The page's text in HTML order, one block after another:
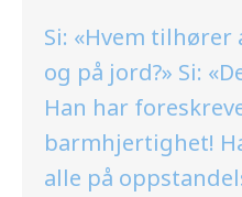
Si: «Hvem
og på jord?» Si:
Han har
barmhjertighet!
alle på